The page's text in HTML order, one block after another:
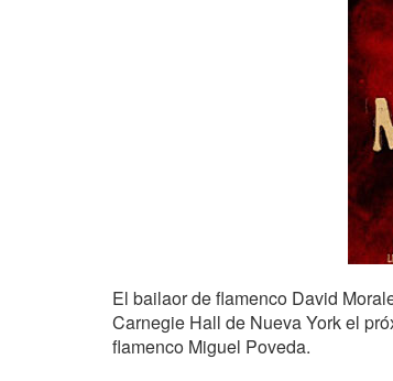
El bailaor de flamenco David
Carnegie Hall de Nueva York el
flamenco Miguel Poveda.